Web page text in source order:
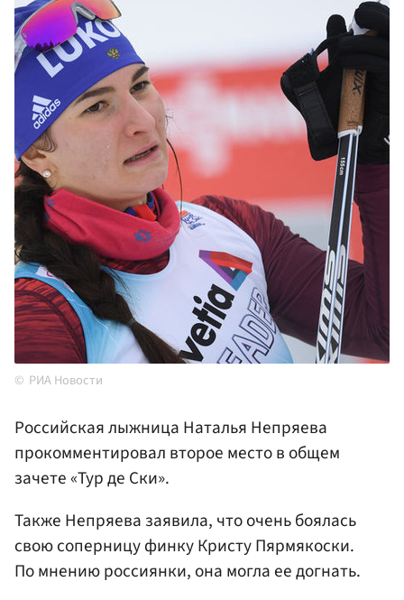
РИА Новости
Российская лыжница Наталья Непряева
прокомментировал второе место в общем
зачете «Тур де Ски».
Также Непряева заявила, что очень боялась
свою соперницу финку Кристу Пярмякоски.
По мнению россиянки, она могла ее догнать.